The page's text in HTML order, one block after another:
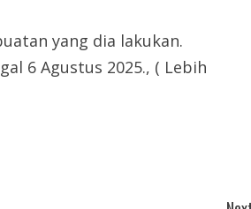
yang dia lakukan.
6 Agustus 2025., ( Lebih